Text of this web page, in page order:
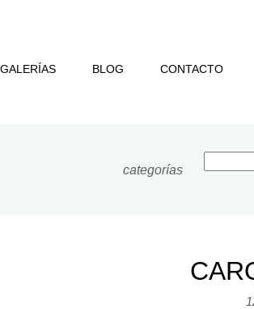
GALERÍAS BLOG CONTACTO
categorías